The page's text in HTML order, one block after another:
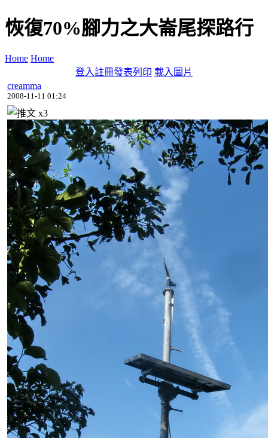
恢復70%腳力之大崙尾探路行
Home Home
登入註冊發表列印 載入圖片
creamma
2008-11-11 01:24
x3